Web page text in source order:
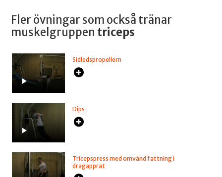
Fler övningar som också tränar
muskelgruppen triceps
Sidledspropellern
Dips
Tricepspress med omvänd fattning i
dragapprat